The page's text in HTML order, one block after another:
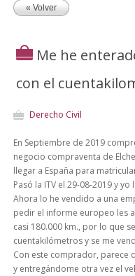
« Volver
Me he
con el
Derecho Civil
En Septiembre de 2019
negocio compraventa de
llegar a España para
Pasó la ITV el 29-08-2019 y
Ahora lo he vendido a una
pedir el informe europeo les
casi 180.000 km., por lo que
cuentakilómetros y se me
Con este comprador, parece
y entregándome otra vez el